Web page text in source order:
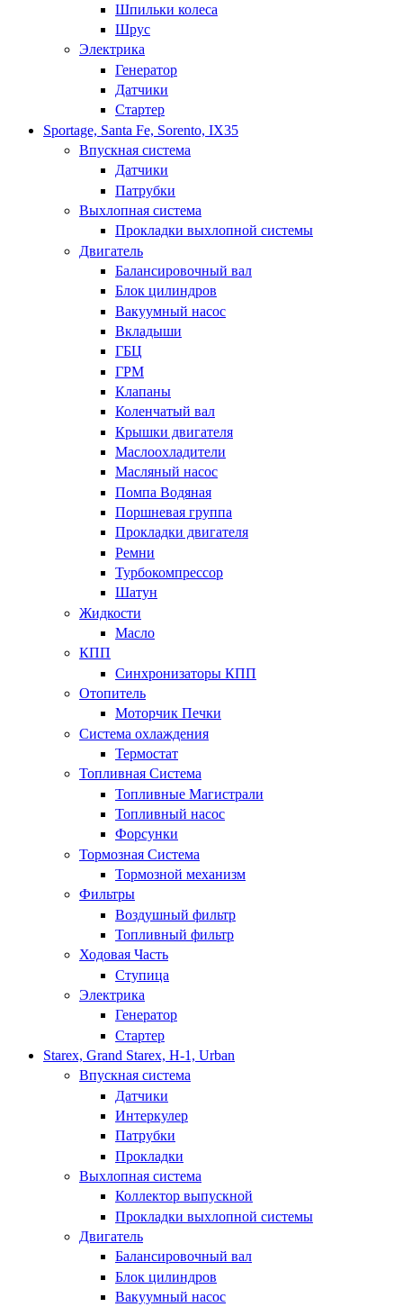
Шпильки колеса
Шрус
Электрика
Генератор
Датчики
Стартер
Sportage, Santa Fe, Sorento, IX35
Впускная система
Датчики
Патрубки
Выхлопная система
Прокладки выхлопной системы
Двигатель
Балансировочный вал
Блок цилиндров
Вакуумный насос
Вкладыши
ГБЦ
ГРМ
Клапаны
Коленчатый вал
Крышки двигателя
Маслоохладители
Масляный насос
Помпа Водяная
Поршневая группа
Прокладки двигателя
Ремни
Турбокомпрессор
Шатун
Жидкости
Масло
КПП
Синхронизаторы КПП
Отопитель
Моторчик Печки
Система охлаждения
Термостат
Топливная Система
Топливные Магистрали
Топливный насос
Форсунки
Тормозная Система
Тормозной механизм
Фильтры
Воздушный фильтр
Топливный фильтр
Ходовая Часть
Ступица
Электрика
Генератор
Стартер
Starex, Grand Starex, H-1, Urban
Впускная система
Датчики
Интеркулер
Патрубки
Прокладки
Выхлопная система
Коллектор выпускной
Прокладки выхлопной системы
Двигатель
Балансировочный вал
Блок цилиндров
Вакуумный насос